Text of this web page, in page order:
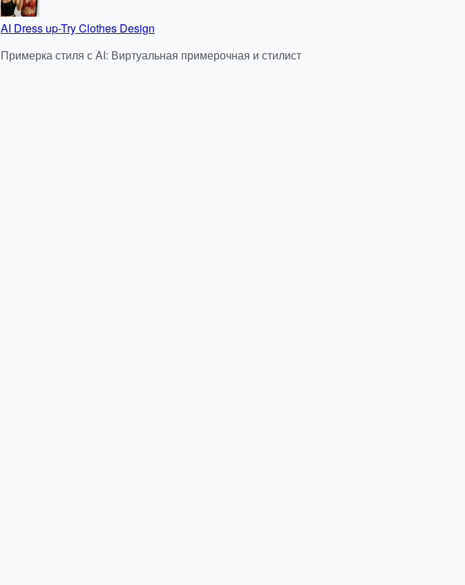
AI Dress up-Try Clothes Design
Примерка стиля с AI: Виртуальная примерочная и стилист